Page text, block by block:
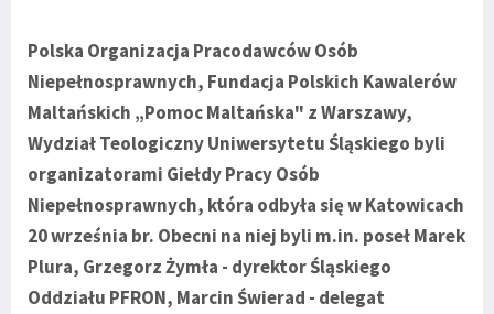
Polska Organizacja Pracodawców Osób
Niepełnosprawnych, Fundacja Polskich Kawalerów
Maltańskich „Pomoc Maltańska" z Warszawy,
Wydział Teologiczny Uniwersytetu Śląskiego byli
organizatorami Giełdy Pracy Osób
Niepełnosprawnych, która odbyła się w Katowicach
20 września br. Obecni na niej byli m.in. posełMarek
Plura, Grzegorz Żymła - dyrektor Śląskiego
Oddziału PFRON, Marcin Świerad - delegat